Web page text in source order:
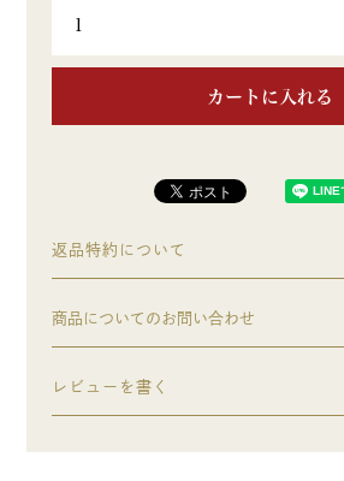
カートに入れる
返品特約について
商品についてのお問い合わせ
レビューを書く